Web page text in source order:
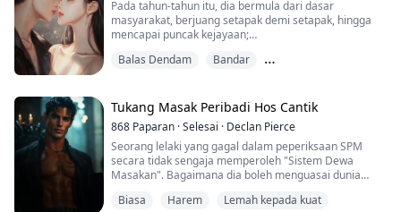
Pada tahun-tahun itu, dia bermula dari dasar
masyarakat, berjuang setapak demi setapak, hingga
mencapai puncak kejayaan;
sepanjang perjalanan, mencintai dia tanpa syarat,
konflik yang tak terurai...
Balas Dendam
Bandar
Tukang Masak Peribadi Hos Cantik
868 Paparan ·Selesai · Declan Pierce
Seorang lelaki yang gagal dalam peperiksaan SPM
secara tidak sengaja memperoleh "Sistem Dewa
Masakan". Bagaimana dia boleh menguasai dunia
Biasa Harem Lemah kepada kuat